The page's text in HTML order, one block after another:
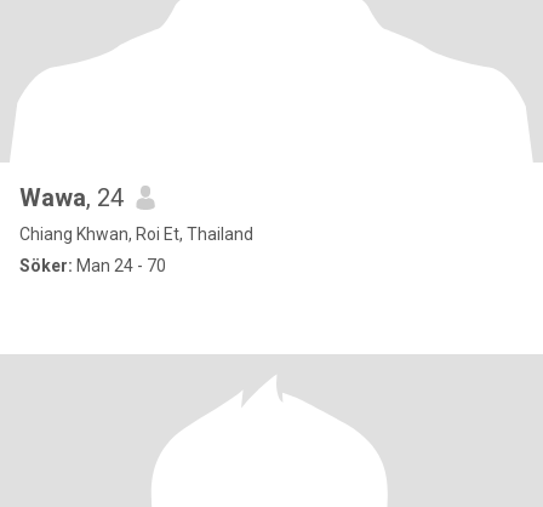
Wawa, 24
Chiang Khwan, Roi Et, Thailand
Söker: Man 24 - 70